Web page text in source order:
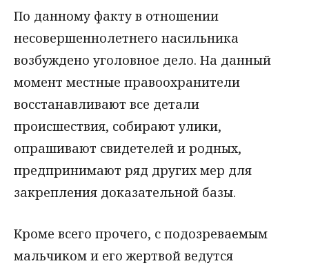
По данному факту в отношении
несовершеннолетнего насильника
возбуждено уголовное дело. На данный
момент местные правоохранители
восстанавливают все детали
происшествия, собирают улики,
опрашивают свидетелей и родных,
предпринимают ряд других мер для
закрепления доказательной базы.
Кроме всего прочего, с подозреваемым
мальчиком и его жертвой ведутся